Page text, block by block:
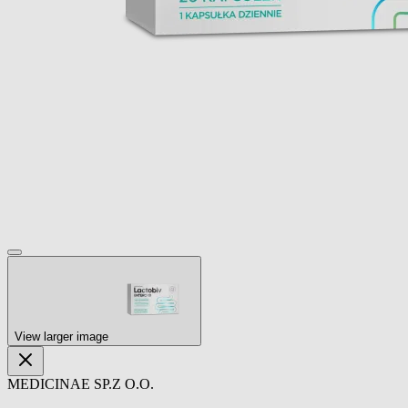
View larger image
MEDICINAE SP.Z O.O.